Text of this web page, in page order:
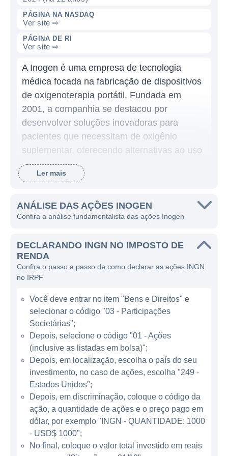
PÁGINA NA NASDAQ
Ver site ⇨
PÁGINA DE RI
Ver site ⇨
A Inogen é uma empresa de tecnologia
médica focada na fabricação de dispositivos
de oxigenoterapia portátil. Fundada em
2001, a companhia se destacou por
desenvolver soluções inovadoras para
pacientes que necessitam de oxigênio
suplementar, oferecendo alternativas ao uso
de cilindros de oxigênio tradicionais. Com
uma missão voltada para melhorar a
condições respiratórias, a Inogen tem se
consolidado como uma referência nesse
A principal linha de produtos da Inogen é o
concentrador de oxigênio portátil. Estes
dispositivos têm como objetivo fornecer
oxigênio de forma contínua e conveniente,
permitindo que os pacientes mantenham um
estilo de vida ativo e independência. Os
produtos da empresa são utilizados por
pacientes com doenças pulmonares
obstrutivas crônicas, fibrose cística e outras
condições que afetam a capacidade
respiratória, possibilitando uma melhor
gestão de suas necessidades de oxígeno.
MODELO DE NEGÓCIO
Ler mais
ANÁLISE DAS AÇÕES INOGEN
Confira a análise fundamentalista das ações Inogen
DECLARANDO INGN NO IMPOSTO DE
RENDA
Confira o passo a passo de como declarar as ações INGN
no IRPF
Você deve entrar no item "Bens e Direitos" e
selecionar o código "03 - Participações
Societárias";
Depois, selecione o código "01 - Ações
(inclusive as listadas em bolsa)";
Depois, em localização, escolha o país do seu
investimento, no caso de ações, escolha "249 -
Estados Unidos";
Depois, em discriminação, coloque o código da
ação, a quantidade de ações e o preço pago em
dólar, por exemplo "INGN - QUANTIDADE: 1000
- USD$ 1000";
No final, coloque o valor total investido em reais